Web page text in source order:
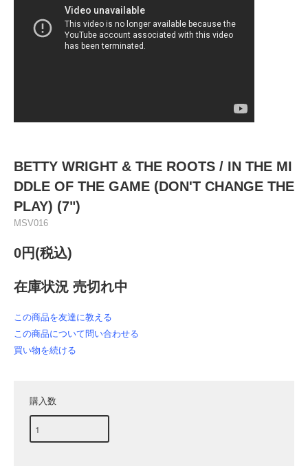
BETTY WRIGHT & THE ROOTS / IN THE MI
DDLE OF THE GAME (DON'T CHANGE THE
PLAY) (7")
MSV016
0円(税込)
在庫状況 売切れ中
この商品を友達に教える
この商品について問い合わせる
買い物を続ける
購入数